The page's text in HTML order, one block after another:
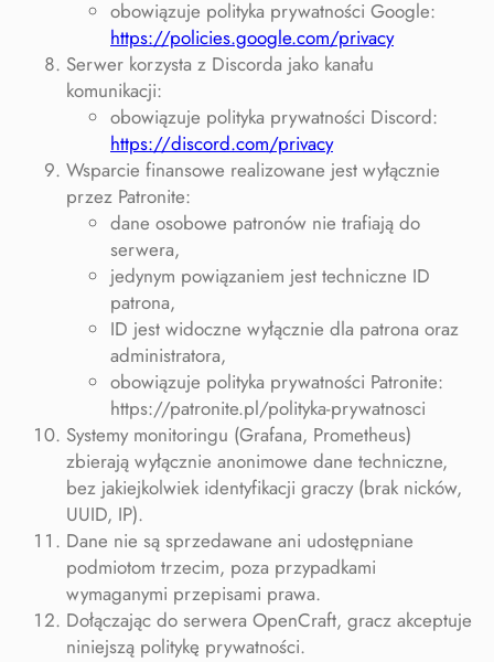
obowiązuje polityka prywatności Google:
https://policies.google.com/privacy
Serwer korzysta z Discorda jako kanału
komunikacji:
obowiązuje polityka prywatności Discord:
https://discord.com/privacy
Wsparcie finansowe realizowane jest wyłącznie
przez Patronite:
dane osobowe patronów nie trafiają do
serwera,
jedynym powiązaniem jest techniczne ID
patrona,
ID jest widoczne wyłącznie dla patrona oraz
administratora,
obowiązuje polityka prywatności Patronite:
https://patronite.pl/polityka-prywatnosci
Systemy monitoringu (Grafana, Prometheus)
zbierają wyłącznie anonimowe dane techniczne,
bez jakiejkolwiek identyfikacji graczy (brak nicków,
UUID, IP).
Dane nie są sprzedawane ani udostępniane
podmiotom trzecim, poza przypadkami
wymaganymi przepisami prawa.
Dołączając do serwera OpenCraft, gracz akceptuje
niniejszą politykę prywatności.